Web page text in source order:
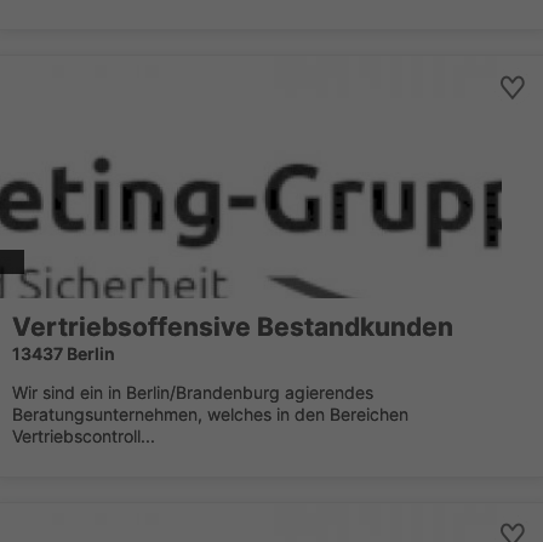
Vertriebsoffensive Bestandkunden
13437 Berlin
Wir sind ein in Berlin/Brandenburg agierendes
Beratungsunternehmen, welches in den Bereichen
Vertriebscontroll...